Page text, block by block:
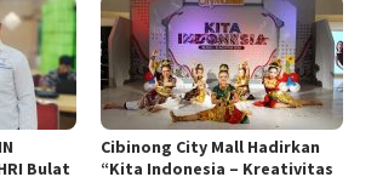
Bulat
Cibinong City Mall Hadirkan
“Kita Indonesia – Kreativitas